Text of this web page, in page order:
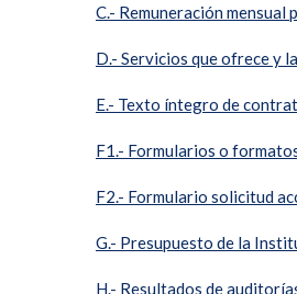
C.- Remuneración mensual
D.- Servicios que ofrece y
E.- Texto íntegro de
F1.- Formularios o
F2.- Formulario solicitud
G.- Presupuesto de la
H.- Resultados de